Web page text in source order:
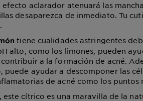
efecto aclarador atenuará las
desaparezca de inmediato. Tu
tiene cualidades astringentes
alto, como los limones, pueden
a la formación de acné.
puede ayudar a descomponer las
de acné como los puntos
este cítrico es una maravilla de la